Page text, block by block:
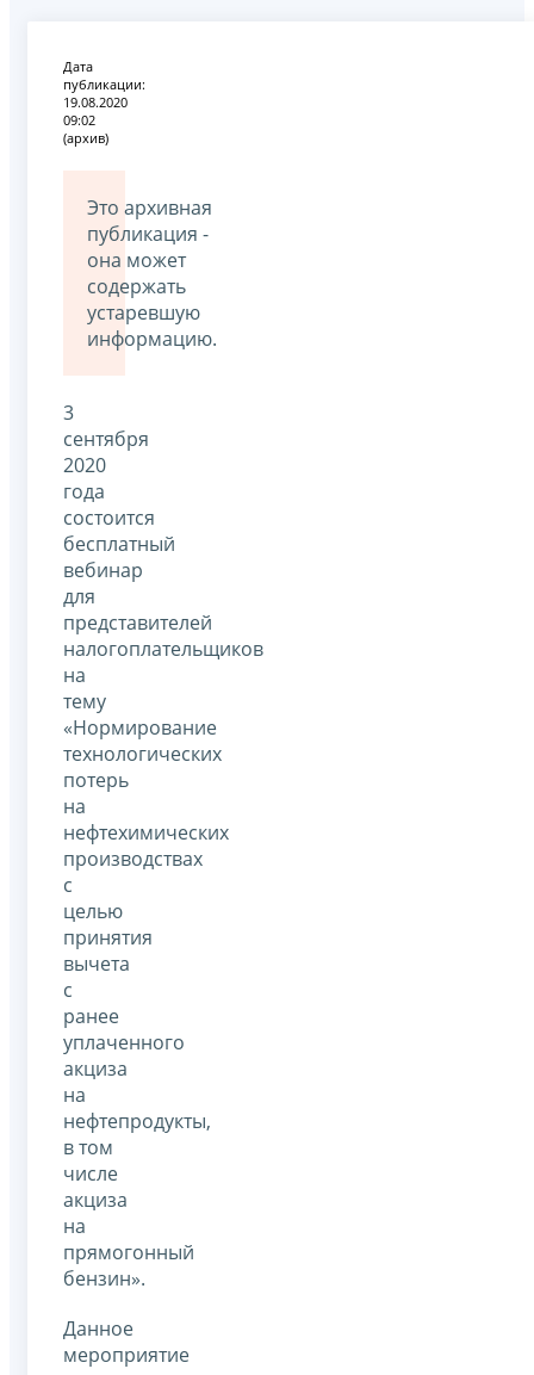
Дата
публикации:
19.08.2020
09:02
(архив)
Это архивная
публикация -
она может
содержать
устаревшую
информацию.
3
сентября
2020
года
состоится
бесплатный
вебинар
для
представителей
налогоплательщиков
на
тему
«Нормирование
технологических
потерь
на
нефтехимических
производствах
с
целью
принятия
вычета
с
ранее
уплаченного
акциза
на
нефтепродукты,
в том
числе
акциза
на
прямогонный
бензин».
Данное
мероприятие